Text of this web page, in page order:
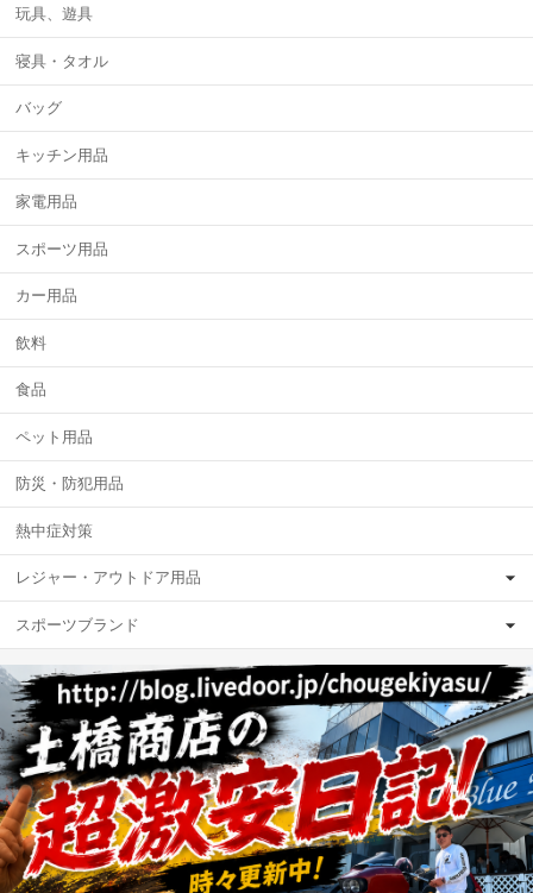
玩具、遊具
寝具・タオル
バッグ
キッチン用品
家電用品
スポーツ用品
カー用品
飲料
食品
ペット用品
防災・防犯用品
熱中症対策
レジャー・アウトドア用品
スポーツブランド